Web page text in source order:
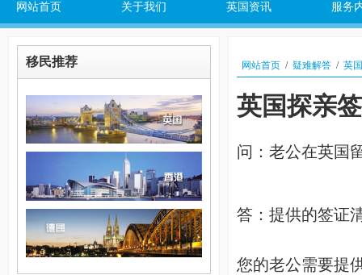
网站首页 关于我们 英国资讯 服务
移民推荐 网站首页 / 疑难解答 / 英
英国探亲
问：老公在英国
答： 提供的签证
您的老公需要提